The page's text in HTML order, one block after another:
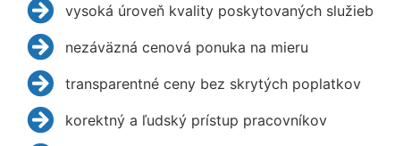
vysoká úroveň kvality poskytovaných služieb
nezáväzná cenová ponuka na mieru
transparentné ceny bez skrytých poplatkov
korektný a ľudský prístup pracovníkov